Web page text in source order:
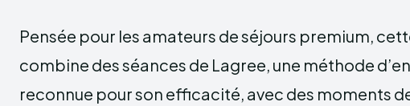
Pensée pour les amateurs de séjours premium,
combine des séances de Lagree, une méthode
reconnue pour son efficacité, avec des moments